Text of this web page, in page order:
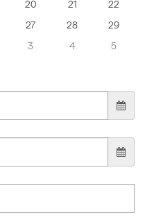
20 21
22
27 28
29
3 4
5